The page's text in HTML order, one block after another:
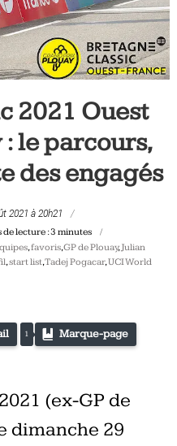
2021 Ouest
le parcours,
des engagés
2021 à 20h21
de lecture :3 minutes
,favoris,GP de Plouay,Julian
,start list,Tadej Pogacar,UCI World
1 Marque-page
(ex-GP de
dimanche 29